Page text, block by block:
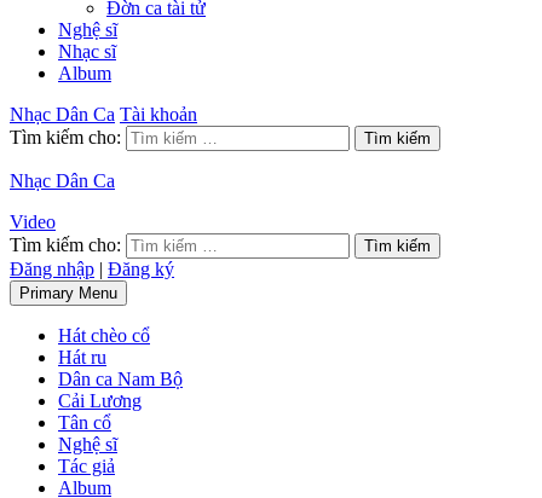
Đờn ca tài tử
Nghệ sĩ
Nhạc sĩ
Album
Nhạc Dân Ca Tài khoản
Tìm kiếm cho:
Nhạc Dân Ca
Video
Tìm kiếm cho:
Đăng nhập | Đăng ký
Primary Menu
Hát chèo cổ
Hát ru
Dân ca Nam Bộ
Cải Lương
Tân cổ
Nghệ sĩ
Tác giả
Album